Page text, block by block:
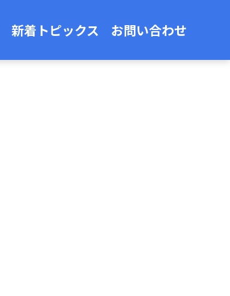
新着トピックス お問い合わせ